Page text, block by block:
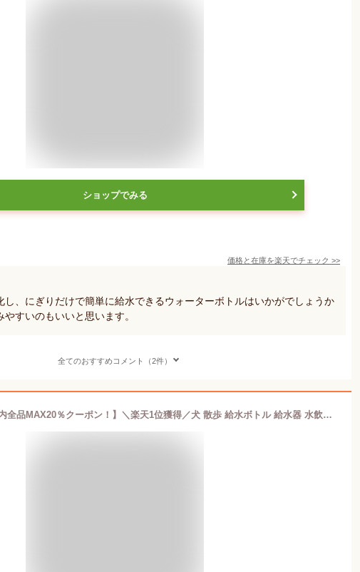
ショップでみる
価格と在庫を楽天でチェック >>
し、にぎりだけで簡単に給水できるウォーターボトルはいかがでしょうか
すいのもいいと思います。
全てのおすすめコメント（2件）
【スーパーSALE！店内全品MAX20％クーポン！】＼楽天1位獲得／犬 散歩 給水ボトル 給水器 水飲み器 携帯 水筒 折りたたみ ペットウォーターボトル こぼれない 外出 折りたたみ 携帯 旅行 犬グッズ ペットボトル 350ml